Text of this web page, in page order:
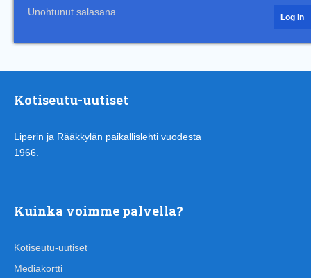
Unohtunut salasana
Kotiseutu-uutiset
Liperin ja Rääkkylän paikallislehti vuodesta
1966.
Kuinka voimme palvella?
Kotiseutu-uutiset
Mediakortti